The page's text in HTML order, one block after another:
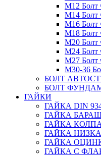
М12 Болт
М14 Болт
М16 Болт
М18 Болт
М20 Болт
М24 Болт
М27 Болт
М30-36
БОЛТ
БОЛТ
ГАЙКИ
ГАЙКА DIN
ГАЙКА
ГАЙКА
ГАЙКА
ГАЙКА
ГАЙКА С